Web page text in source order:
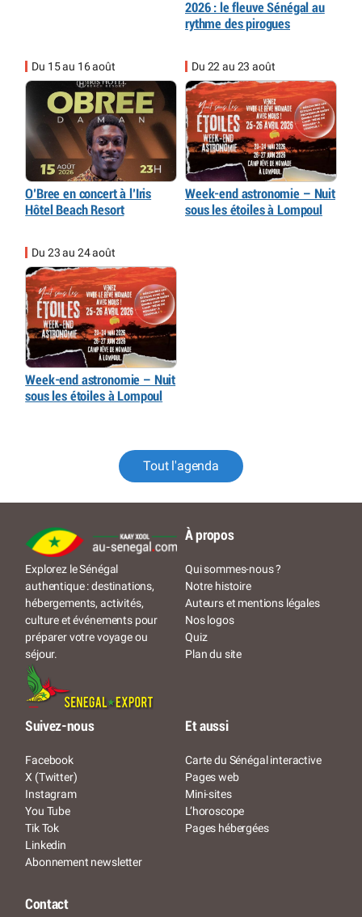
2026 : le fleuve Sénégal au
rythme des pirogues
Du 15 au 16 août
O’Bree en concert à l’Iris
Hôtel Beach Resort
Du 22 au 23 août
Week-end astronomie – Nuit
sous les étoiles à Lompoul
Du 23 au 24 août
Week-end astronomie – Nuit
sous les étoiles à Lompoul
Tout l'agenda
Explorez le Sénégal
authentique : destinations,
hébergements, activités,
culture et événements pour
préparer votre voyage ou
séjour.
À propos
Qui sommes-nous ?
Notre histoire
Auteurs et mentions légales
Nos logos
Quiz
Plan du site
Suivez-nous
Facebook
X (Twitter)
Instagram
You Tube
Tik Tok
Linkedin
Abonnement newsletter
Et aussi
Carte du Sénégal interactive
Pages web
Mini-sites
L’horoscope
Pages hébergées
Contact